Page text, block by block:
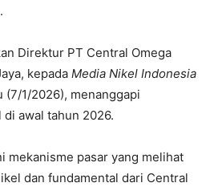
Direktur PT Central Omega
kepada Media Nikel Indonesia
(7/1/2026), menanggapi
awal tahun 2026.
mekanisme pasar yang melihat
dan fundamental dari Central